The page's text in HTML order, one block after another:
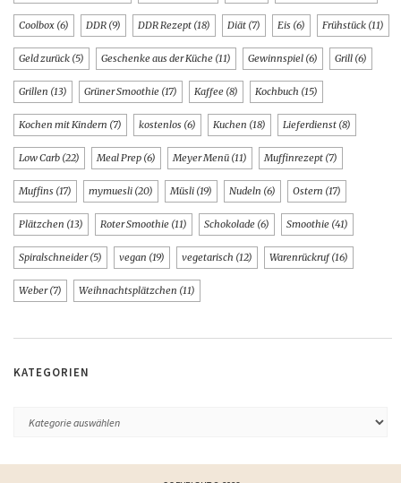
Coolbox (6) DDR (9) DDR Rezept (18) Diät (7) Eis (6) Frühstück (11)
Geld zurück (5) Geschenke aus der Küche (11) Gewinnspiel (6) Grill (6)
Grillen (13) Grüner Smoothie (17) Kaffee (8) Kochbuch (15)
Kochen mit Kindern (7) kostenlos (6) Kuchen (18) Lieferdienst (8)
Low Carb (22) Meal Prep (6) Meyer Menü (11) Muffinrezept (7)
Muffins (17) mymuesli (20) Müsli (19) Nudeln (6) Ostern (17)
Plätzchen (13) Roter Smoothie (11) Schokolade (6) Smoothie (41)
Spiralschneider(5) vegan (19) vegetarisch (12) Warenrückruf(16)
Weber(7) Weihnachtsplätzchen (11)
KATEGORIEN